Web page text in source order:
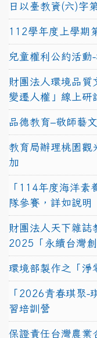
日以臺教資(六)字
112學年度上學期
兒童權利公約活動
財團法人環境品質
變遷人權」線上研
品德教育–敬師藝
教育局辦理桃園觀
加
「114年度海洋素
隊參賽，詳如說明
財團法人天下雜誌
2025「永續台灣
環境部製作之「淨
「2026青春琪聚-
習培訓營
保證責任台灣農業